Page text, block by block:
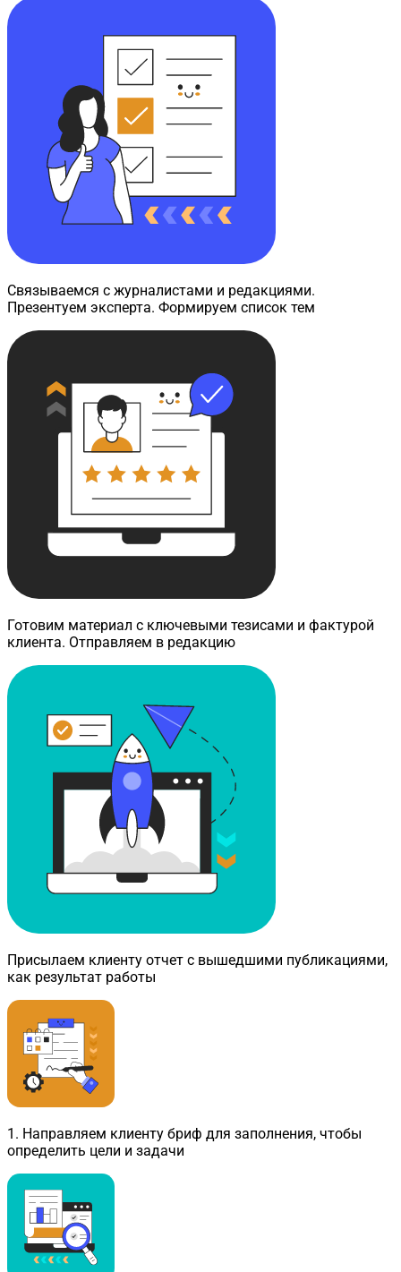
Связываемся с журналистами и редакциями.
Презентуем эксперта. Формируем список тем
Готовим материал с ключевыми тезисами и фактурой
клиента. Отправляем в редакцию
Присылаем клиенту отчет с вышедшими публикациями,
как результат работы
1 . Направляем клиенту бриф для заполнения, чтобы
определить цели и задачи